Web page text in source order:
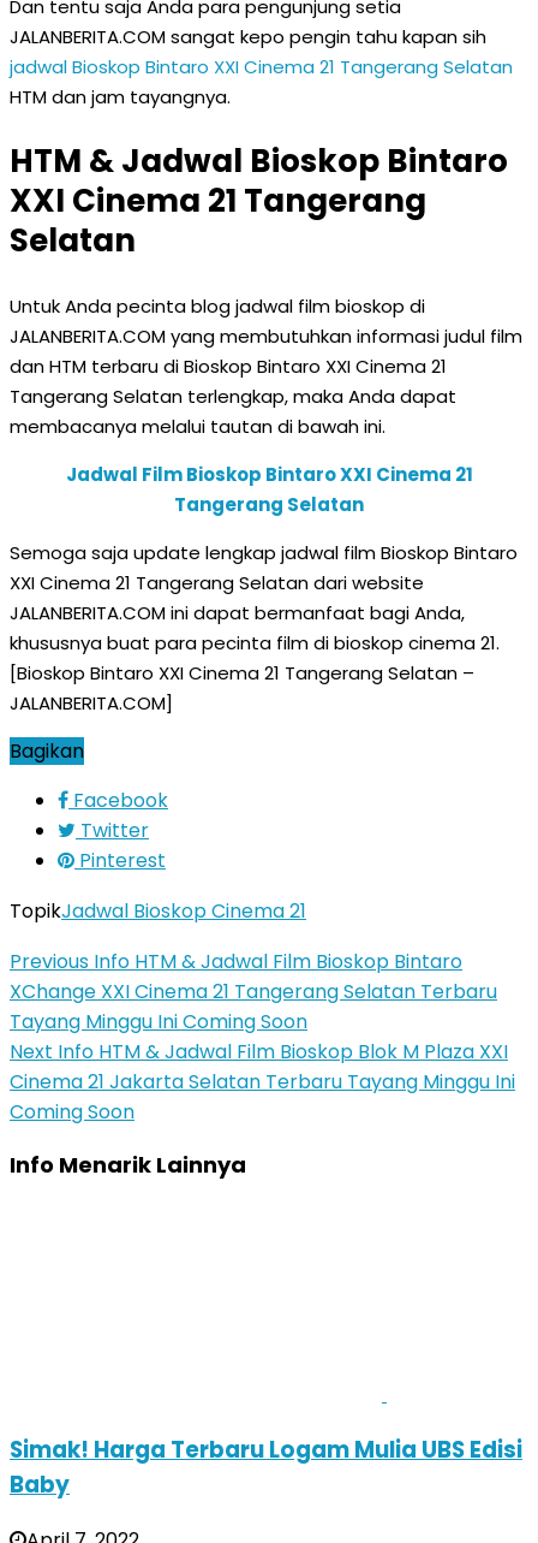
Dan tentu saja Anda para pengunjung setia
JALANBERITA.COM sangat kepo pengin tahu kapan sih
jadwal Bioskop Bintaro XXI Cinema 21 Tangerang Selatan
HTM dan jam tayangnya.
HTM & Jadwal Bioskop Bintaro
XXI Cinema 21 Tangerang
Selatan
Untuk Anda pecinta blog jadwal film bioskop di
JALANBERITA.COM yang membutuhkan informasi judul film
dan HTM terbaru di Bioskop Bintaro XXI Cinema 21
Tangerang Selatan terlengkap, maka Anda dapat
membacanya melalui tautan di bawah ini.
Jadwal Film Bioskop Bintaro XXI Cinema 21
Tangerang Selatan
Semoga saja update lengkap jadwal film Bioskop Bintaro
XXI Cinema 21 Tangerang Selatan dari website
JALANBERITA.COM ini dapat bermanfaat bagi Anda,
khususnya buat para pecinta film di bioskop cinema 21.
[Bioskop Bintaro XXI Cinema 21 Tangerang Selatan –
JALANBERITA.COM]
Bagikan
Facebook
Twitter
Pinterest
TopikJadwal Bioskop Cinema 21
Previous Info HTM & Jadwal Film Bioskop Bintaro
XChange XXI Cinema 21 Tangerang Selatan Terbaru
Tayang Minggu Ini Coming Soon
Next Info HTM & Jadwal Film Bioskop Blok M Plaza XXI
Cinema 21 Jakarta Selatan Terbaru Tayang Minggu Ini
Coming Soon
Info Menarik Lainnya
Simak! Harga Terbaru Logam Mulia UBS Edisi
Baby